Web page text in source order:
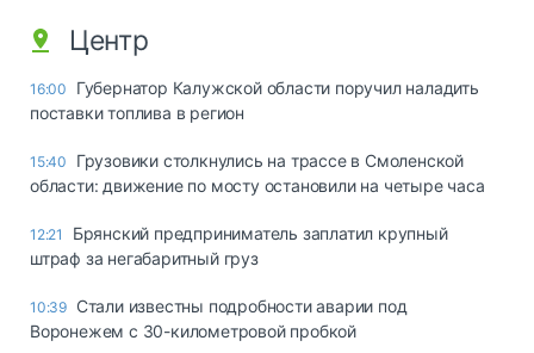
Центр
16:00
Губернатор Калужской области поручил наладить
поставки топлива в регион
15:40
Грузовики столкнулись на трассе в Смоленской
области: движение по мосту остановили на четыре часа
12:21
Брянский предприниматель заплатил крупный
штраф за негабаритный груз
10:39 Стали известны подробности аварии под
Воронежем с 30-километровой пробкой